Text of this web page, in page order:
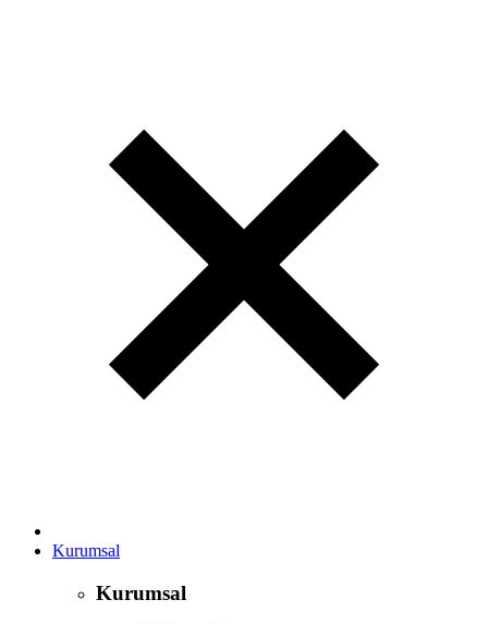
Kurumsal
Kurumsal